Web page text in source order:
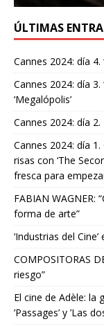
ÚLTIMAS
Cannes 2024: día 4.
Cannes 2024: día 3.
‘Megalópolis’
Cannes 2024: día
Cannes 2024: día
risas con ‘The
fresca para
FABIAN WAGNER:
forma de arte”
‘Industrias del
COMPOSITORAS
riesgo”
El cine de Adèle: la
’Passages’ y ’Las